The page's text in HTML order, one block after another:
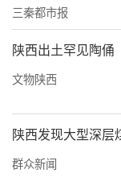
供图
6月3日，记者
阳市渭城区底
期墓地，发
文字的朱书陶
区东汉时期墓
并填补了该
三秦都市报
陕西出土罕见陶俑
文物陕西
陕西发现大型深层
群众新闻